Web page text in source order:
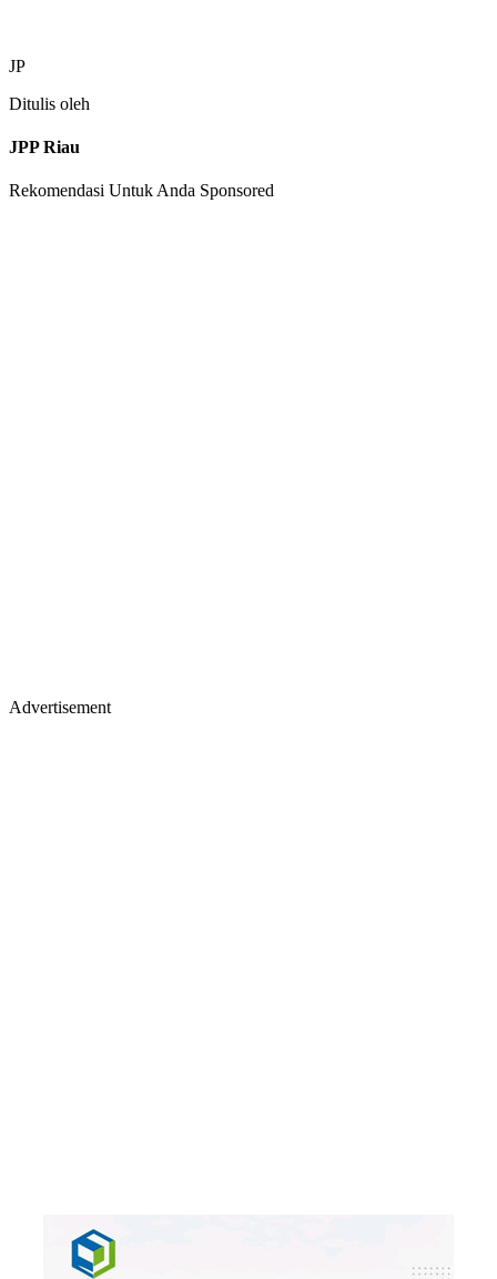
JP
Ditulis oleh
JPP Riau
Rekomendasi Untuk Anda Sponsored
Advertisement